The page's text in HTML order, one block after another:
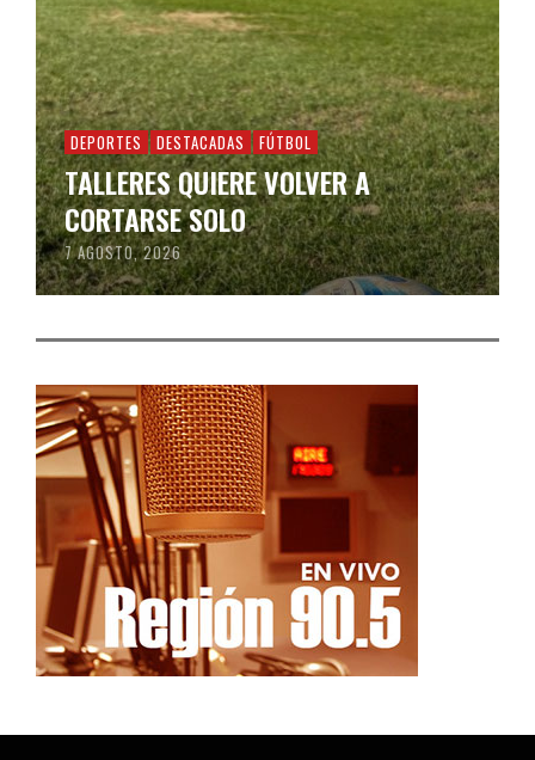
DEPORTES DESTACADAS FÚTBOL
TALLERES QUIERE VOLVER A
CORTARSE SOLO
7 AGOSTO, 2026